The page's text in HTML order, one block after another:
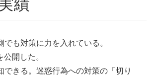
績
も対策に力を入れている。
開した。
きる。迷惑行為への対策の「切り